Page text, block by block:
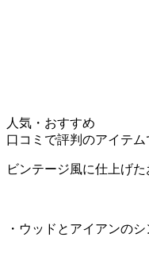
人気・おすすめ
口コミで評判のアイテム
ビンテージ風に仕上げ
・ウッドとアイアンの